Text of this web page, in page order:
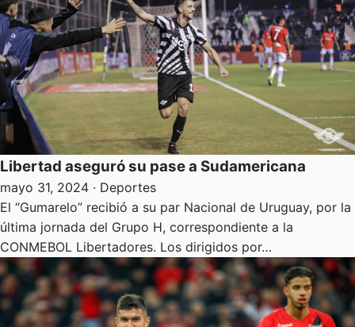
Libertad aseguró su pase a Sudamericana
mayo 31, 2024 · Deportes
El “Gumarelo” recibió a su par Nacional de Uruguay, por la
última jornada del Grupo H, correspondiente a la
CONMEBOL Libertadores. Los dirigidos por…